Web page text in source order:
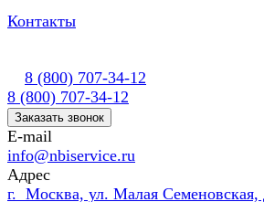
Контакты
8 (800) 707-34-12
8 (800) 707-34-12
Заказать звонок
E-mail
info@nbiservice.ru
Адрес
г. Москва, ул. Малая Семеновская,